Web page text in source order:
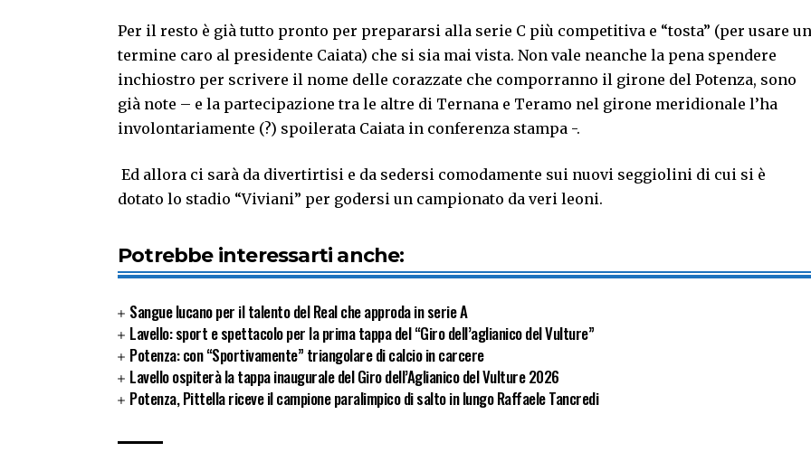
Per il resto è già tutto pronto per prepararsi alla serie C più competitiva e “tosta” (per usare un
termine caro al presidente Caiata) che si sia mai vista. Non vale neanche la pena spendere
inchiostro per scrivere il nome delle corazzate che comporranno il girone del Potenza, sono
già note – e la partecipazione tra le altre di Ternana e Teramo nel girone meridionale l’ha
involontariamente (?) spoilerata Caiata in conferenza stampa -.
Ed allora ci sarà da divertirtisi e da sedersi comodamente sui nuovi seggiolini di cui si è
dotato lo stadio “Viviani” per godersi un campionato da veri leoni.
Potrebbe interessarti anche:
Sangue lucano per il talento del Real che approda in serie A
Lavello: sport e spettacolo per la prima tappa del “Giro dell’aglianico del Vulture”
Potenza: con “Sportivamente” triangolare di calcio in carcere
Lavello ospiterà la tappa inaugurale del Giro dell’Aglianico del Vulture 2026
Potenza, Pittella riceve il campione paralimpico di salto in lungo Raffaele Tancredi